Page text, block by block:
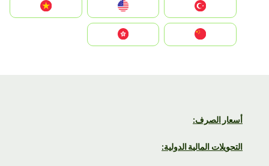
United States
Vietnam
أسعار الصرف:
التحويلات المالية الدولية: